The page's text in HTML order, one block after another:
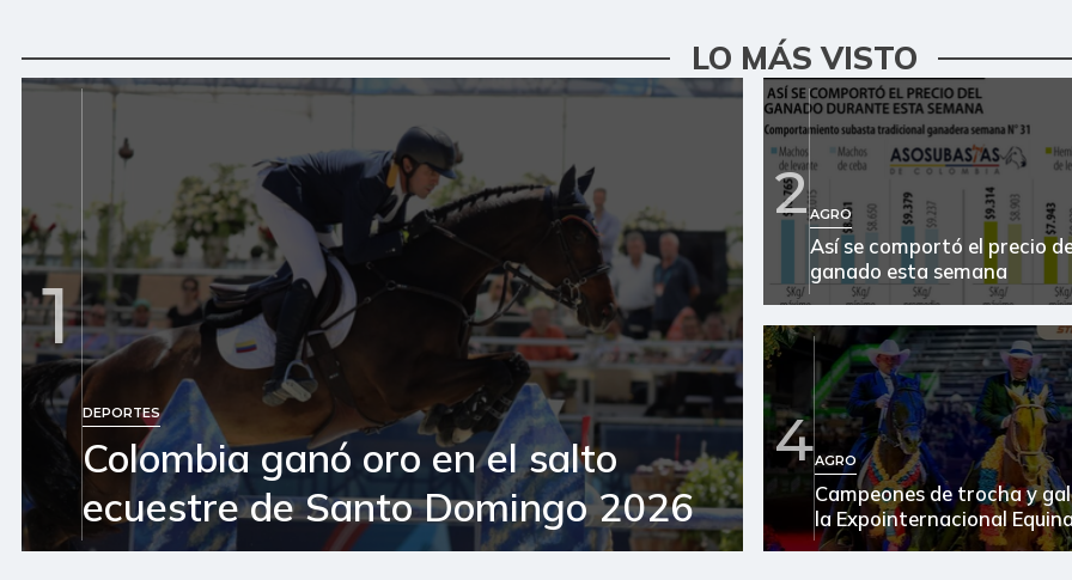
Ají dulce
Ají topito dulce
Alas de pollo sin costillar
Apio
Arracacha amarilla
Arroz
Arroz blanco
Arroz blanco en bulto
Arroz de primera
Arroz de segunda
LO MÁS VISTO
1
DEPORTES
Colombia ganó oro en el salto
ecuestre de Santo Domingo 2026
2AGRO
Así se comportó el precio
ganado esta semana
4AGRO
Campeones de trocha y
la Expointernacional